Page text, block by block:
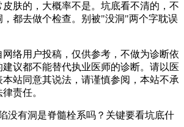
肤的，大概率不是。坑底看不清的，不
都去做个检查。别被"没洞"两个字耽误
络用户投稿，仅供参考，不做为诊断依
议都不能替代执业医师的诊断。请以医
站同意其说法，请谨慎参阅，本站不承
责任。
没有洞是脊髓栓系吗？关键要看坑底什